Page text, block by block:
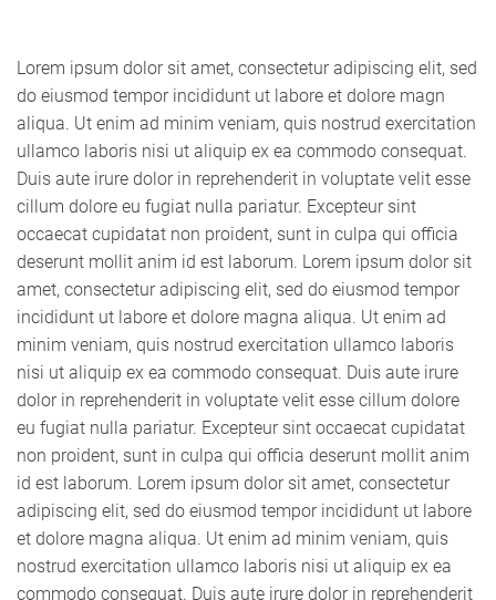
Lorem ipsum dolor sit amet, consectetur adipiscing elit, sed
do eiusmod tempor incididunt ut labore et dolore magn
aliqua. Ut enim ad minim veniam, quis nostrud exercitation
ullamco laboris nisi ut aliquip ex ea commodo consequat.
Duis aute irure dolor in reprehenderit in voluptate velit esse
cillum dolore eu fugiat nulla pariatur. Excepteur sint
occaecat cupidatat non proident, sunt in culpa qui officia
deserunt mollit anim id est laborum. Lorem ipsum dolor sit
amet, consectetur adipiscing elit, sed do eiusmod tempor
incididunt ut labore et dolore magna aliqua. Ut enim ad
minim veniam, quis nostrud exercitation ullamco laboris
nisi ut aliquip ex ea commodo consequat. Duis aute irure
dolor in reprehenderit in voluptate velit esse cillum dolore
eu fugiat nulla pariatur. Excepteur sint occaecat cupidatat
non proident, sunt in culpa qui officia deserunt mollit anim
id est laborum. Lorem ipsum dolor sit amet, consectetur
adipiscing elit, sed do eiusmod tempor incididunt ut labore
et dolore magna aliqua. Ut enim ad minim veniam, quis
nostrud exercitation ullamco laboris nisi ut aliquip ex ea
commodo consequat. Duis aute irure dolor in reprehenderit